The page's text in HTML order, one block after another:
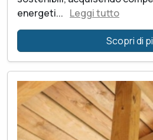
energeti... Leggi tutto
Scopri di